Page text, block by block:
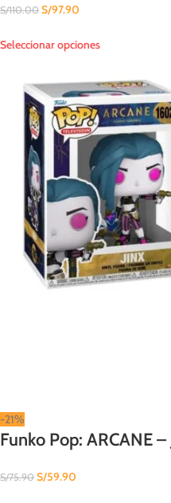
S/110.00 S/97.90
Seleccionar opciones
-21%
Funko Pop: ARCANE –
S/75.90 S/59.90